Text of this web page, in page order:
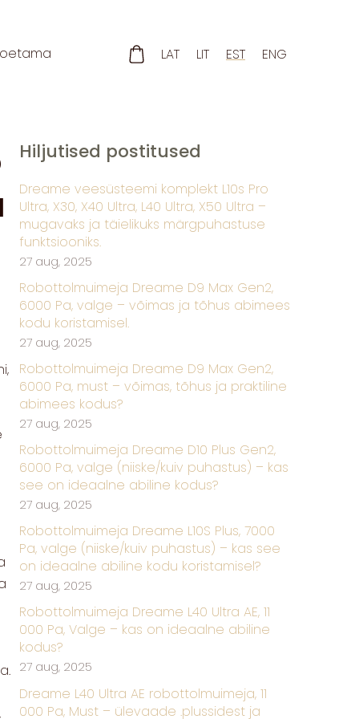
LAT LIT EST ENG
Hiljutised postitused
Dreame veesüsteemi komplekt L10s Pro
Ultra, X30, X40 Ultra, L40 Ultra, X50 Ultra –
mugavaks ja täielikuks märgpuhastuse
funktsiooniks.
27 aug, 2025
Robottolmuimeja Dreame D9 Max Gen2,
6000 Pa, valge – võimas ja tõhus abimees
kodu koristamisel.
27 aug, 2025
Robottolmuimeja Dreame D9 Max Gen2,
6000 Pa, must – võimas, tõhus ja praktiline
abimees kodus?
27 aug, 2025
Robottolmuimeja Dreame D10 Plus Gen2,
6000 Pa, valge (niiske/kuiv puhastus) – kas
see on ideaalne abiline kodus?
27 aug, 2025
Robottolmuimeja Dreame L10S Plus, 7000
Pa, valge (niiske/kuiv puhastus) – kas see
on ideaalne abiline kodu koristamisel?
27 aug, 2025
Robottolmuimeja Dreame L40 Ultra AE, 11
000 Pa, Valge – kas on ideaalne abiline
kodus?
27 aug, 2025
Dreame L40 Ultra AE robottolmuimeja, 11
000 Pa, Must – ülevaade .plussidest ja